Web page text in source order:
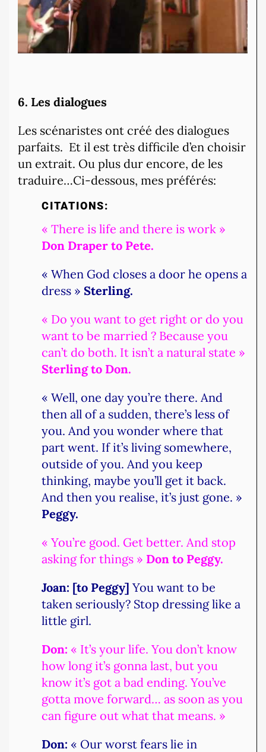
6. Les dialogues
Les scénaristes ont créé des dialogues
parfaits. Et il est très difficile d’en choisir
un extrait. Ou plus dur encore, de les
traduire…Ci-dessous, mes préférés:
CITATIONS:
« There is life and there is work »
Don Draper to Pete.
« When God closes a door he opens a
dress » Sterling.
« Do you want to get right or do you
want to be married ? Because you
can’t do both. It isn’t a natural state »
Sterling to Don.
« Well, one day you’re there. And
then all of a sudden, there’s less of
you. And you wonder where that
part went. If it’s living somewhere,
outside of you. And you keep
thinking, maybe you’ll get it back.
And then you realise, it’s just gone. »
Peggy.
« You’re good. Get better. And stop
asking for things » Don to Peggy.
Joan: [to Peggy] You want to be
taken seriously? Stop dressing like a
little girl.
Don: « It’s your life. You don’t know
how long it’s gonna last, but you
know it’s got a bad ending. You’ve
gotta move forward… as soon as you
can figure out what that means. »
Don: « Our worst fears lie in